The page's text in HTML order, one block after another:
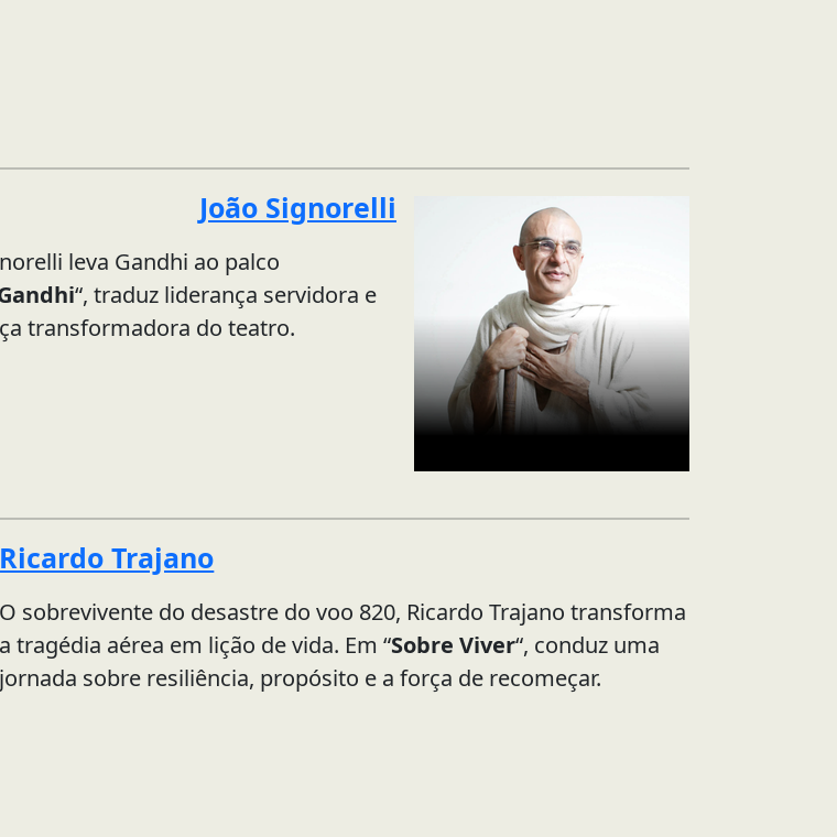
João Signorelli
leva Gandhi ao palco
“, traduz liderança servidora e
transformadora do teatro.
Ricardo Trajano
O sobrevivente do desastre do voo 820, Ricardo Trajano transforma
a tragédia aérea em lição de vida. Em “Sobre Viver“, conduz uma
jornada sobre resiliência, propósito e a força de recomeçar.